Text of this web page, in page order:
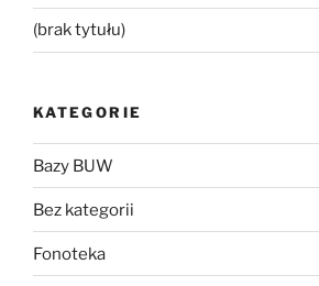
(brak tytułu)
KATEGORIE
Bazy BUW
Bez kategorii
Fonoteka